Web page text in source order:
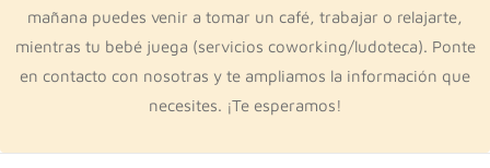
mañana puedes venir a tomar un café, trabajar o relajarte,
mientras tu bebé juega (servicios coworking/ludoteca). Ponte
en contacto con nosotras y te ampliamos la información que
necesites. ¡Te esperamos!